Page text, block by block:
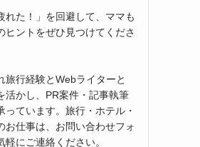
れた！」を回避して、ママも
ヒントをぜひ見つけてくださ
旅行経験とWebライターと
活かし、PR案件・記事執筆
っています。旅行・ホテル・
お仕事は、お問い合わせフォ
軽にご連絡ください。